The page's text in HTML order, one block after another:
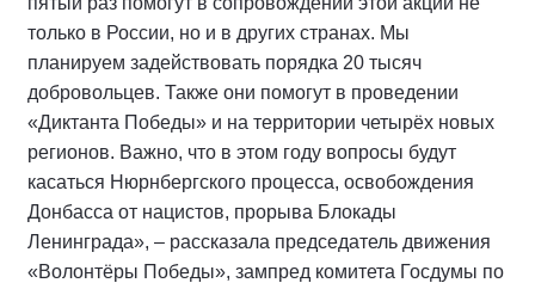
только в России, но и в других странах. Мы
планируем задействовать порядка 20 тысяч
добровольцев. Также они помогут в проведении
«Диктанта Победы» и на территории четырёх новых
регионов. Важно, что в этом году вопросы будут
касаться Нюрнбергского процесса, освобождения
Донбасса от нацистов, прорыва Блокады
Ленинграда», – рассказала председатель движения
«Волонтёры Победы», зампред комитета Госдумы по